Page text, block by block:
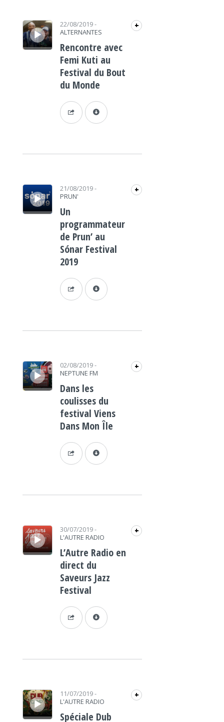
Lecteur audio 22/08/2019-
ALTERNANTES
+
Rencontre avec
Femi Kuti au
Festival du Bout
du Monde
Lecteur audio 21/08/2019-
PRUN'
+
Un
programmateur
de Prun’ au
Sónar Festival
2019
Lecteur audio 02/08/2019-
NEPTUNE FM
+
Dans les
coulisses du
festival Viens
Dans Mon Île
Lecteur audio 30/07/2019-
L'AUTRE RADIO
+
L’Autre Radio en
direct du
Saveurs Jazz
Festival
Lecteur audio 11/07/2019-
L'AUTRE RADIO
+
Spéciale Dub